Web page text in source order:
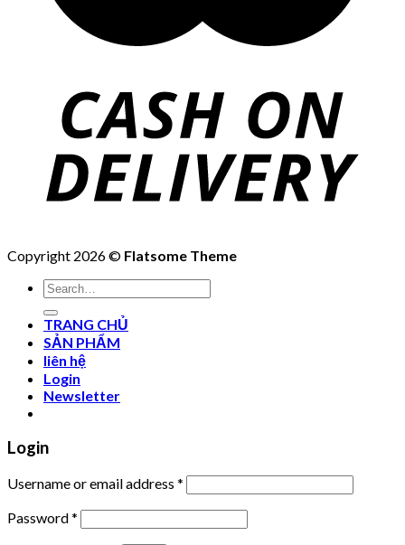
Copyright 2026 © Flatsome Theme
Search
for:
TRANG CHỦ
SẢN PHẨM
liên hệ
Login
Newsletter
Login
Username or email address *
Password*